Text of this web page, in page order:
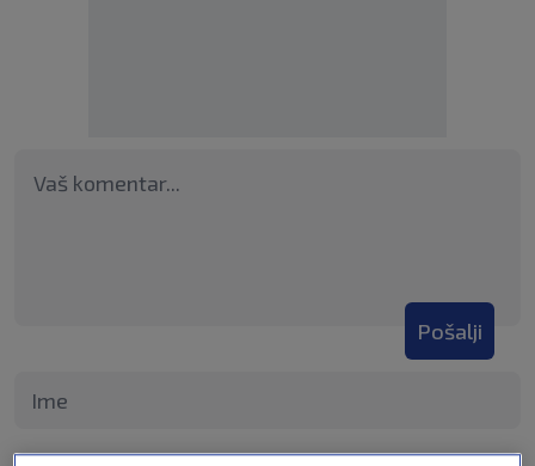
Pošalji